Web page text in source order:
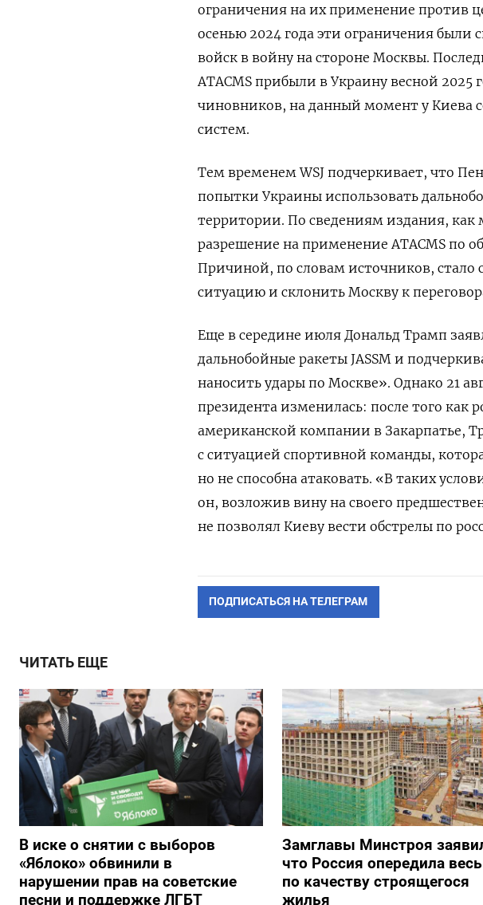
ограничения на их применение против
осенью 2024 года эти ограничения были
войск в войну на стороне Москвы.
ATACMS прибыли в Украину весной
чиновников, на данный момент у Киева
систем.
Тем временем WSJ подчеркивает, что
попытки Украины использовать
территории. По сведениям издания,
разрешение на применение ATACMS по
Причиной, по словам источников, стало
ситуацию и склонить Москву к
Еще в середине июля Дональд Трамп
дальнобойные ракеты JASSM и
наносить удары по Москве». Однако 21
президента изменилась: после того как
американской компании в Закарпатье,
с ситуацией спортивной команды,
но не способна атаковать. «В таких
он, возложив вину на своего
не позволял Киеву вести обстрелы по
ПОДПИСАТЬСЯ НА ТЕЛЕГРАМ
ЧИТАТЬ ЕЩЕ
В иске о снятии с выборов
«Яблоко» обвинили в
нарушении прав на советские
песни и поддержке ЛГБТ
Замглавы Минстроя
что Россия опередила
по качеству строящегося
жилья